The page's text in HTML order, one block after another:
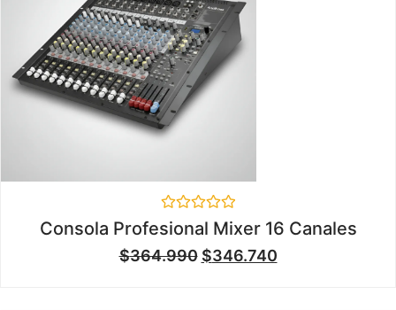
Valorado
en
0
de
Consola Profesional Mixer 16 Canales
$364.990 $346.740